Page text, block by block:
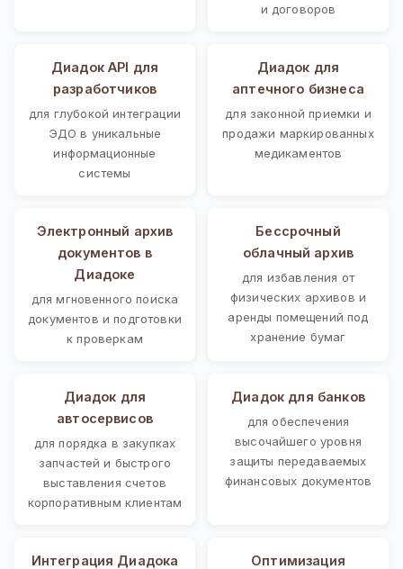
и договоров
Диадок API для
разработчиков
для глубокой интеграции
ЭДО в уникальные
информационные
системы
Диадок для
аптечного бизнеса
для законной приемки и
продажи маркированных
медикаментов
Электронный архив
документов в
Диадоке
для мгновенного поиска
документов и подготовки
к проверкам
Бессрочный
облачный архив
для избавления от
физических архивов и
аренды помещений под
хранение бумаг
Диадок для
автосервисов
для порядка в закупках
запчастей и быстрого
выставления счетов
корпоративным клиентам
Диадок для банков
для обеспечения
высочайшего уровня
защиты передаваемых
финансовых документов
Интеграция Диадока
Оптимизация